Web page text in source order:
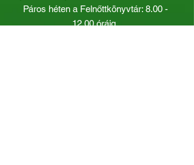
Páros héten a Felnőttkönyvtár: 8.00 -
12.00óráig.